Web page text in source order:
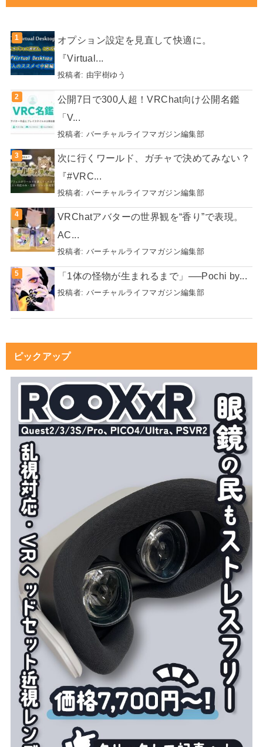
オプション設定を見直して快適に。
『Virtual...
投稿者: 由宇樹ゆう
公開7日で300人超！VRChat向け公開名鑑
「V...
投稿者: バーチャルライフマガジン編集部
次に行くワールド、ガチャで決めてみない？
『#VRC...
投稿者: バーチャルライフマガジン編集部
VRChatアバターの世界観を“香り”で表現。
AC...
投稿者: バーチャルライフマガジン編集部
「1体の怪物が生まれるまで」──Pochi by...
投稿者: バーチャルライフマガジン編集部
ピックアップ